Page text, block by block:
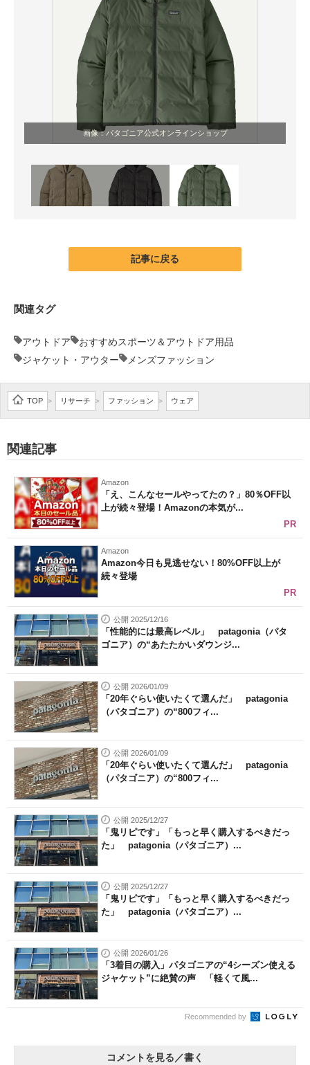
画像：パタゴニア公式オンラインショップ
記事に戻る
関連タグ
アウトドア
おすすめスポーツ＆アウトドア用品
ジャケット・アウター
メンズファッション
TOP > リサーチ > ファッション > ウェア
関連記事
Amazon
「え、こんなセールやってたの？」80％OFF以
上が続々登場！Amazonの本気が...
PR
Amazon
Amazon今日も見逃せない！80%OFF以上が
続々登場
PR
公開 2025/12/16
「性能的には最高レベル」 patagonia（パタ
ゴニア）の“あたたかいダウンジ...
公開 2026/01/09
「20年ぐらい使いたくて選んだ」 patagonia
（パタゴニア）の“800フィ...
公開 2026/01/09
「20年ぐらい使いたくて選んだ」 patagonia
（パタゴニア）の“800フィ...
公開 2025/12/27
「鬼リピです」「もっと早く購入するべきだっ
た」 patagonia（パタゴニア）...
公開 2025/12/27
「鬼リピです」「もっと早く購入するべきだっ
た」 patagonia（パタゴニア）...
公開 2026/01/26
「3着目の購入」パタゴニアの“4シーズン使える
ジャケット”に絶賛の声 「軽くて風...
Recommended by
コメントを見る／書く